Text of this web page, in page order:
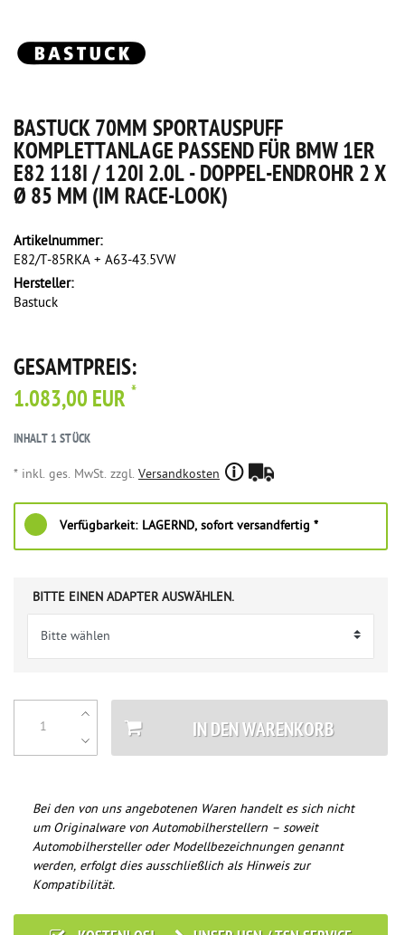
BASTUCK 70MM SPORTAUSPUFF
KOMPLETTANLAGE PASSEND FÜR BMW 1ER
E82 118I / 120I 2.0L - DOPPEL-ENDROHR 2 X
Ø 85 MM (IM RACE-LOOK)
Artikelnummer:
E82/T-85RKA + A63-43.5VW
Hersteller:
Bastuck
GESAMTPREIS:
1.083,00 EUR *
INHALT 1STÜCK
* inkl. ges. MwSt. zzgl. Versandkosten
Verfügbarkeit: LAGERND, sofort versandfertig *
BITTE EINEN ADAPTER AUSWÄHLEN.
IN DEN WARENKORB
Bei den von uns angebotenen Waren handelt es sich nicht
um Originalware von Automobilherstellern – soweit
Automobilhersteller oder Modellbezeichnungen genannt
werden, erfolgt dies ausschließlich als Hinweis zur
Kompatibilität.